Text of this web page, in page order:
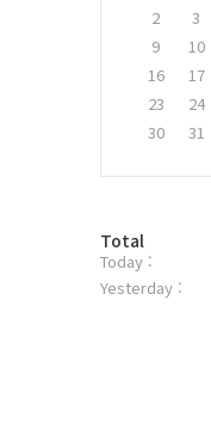
2
3
9
10
16
17
23
24
30
31
방
문
자
Total
Today :
Yesterday :